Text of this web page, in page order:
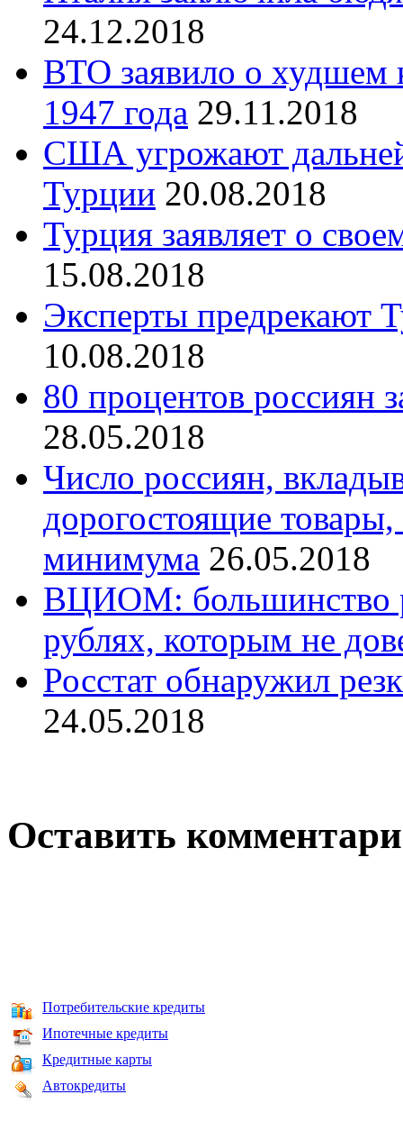
24.12.2018
ВТО заявило о худшем
1947 года 29.11.2018
США угрожают
Турции 20.08.2018
Турция заявляет о
15.08.2018
Эксперты предрекают
10.08.2018
80 процентов россиян
28.05.2018
Число россиян,
дорогостоящие
минимума 26.05.2018
ВЦИОМ: большинство
рублях, которым не
Росстат обнаружил
24.05.2018
Оставить
Потребительские кредиты
Ипотечные кредиты
Кредитные карты
Автокредиты